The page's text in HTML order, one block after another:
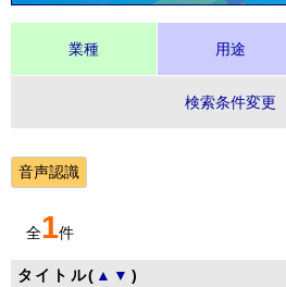
業種 用途
検索条件変更
音声認識
全1件
タイトル( ▲ ▼ )